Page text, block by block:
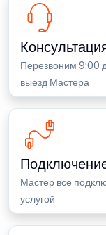
Перезвоним 9:00
выезд Мастера
Мастер все
услугой